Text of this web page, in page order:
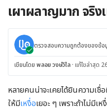
เผาผลาญมาก จริง
ตรวจสอบความถูกต้องของข้อ
เขียนโดย พลอย วงษ์วิไล · แก้ไขล่าสุด
หลายคนน่าจะเคยได้ยินความเชื่อ
ให้มีเหงื่อเยอะ ๆ เพราะถ้าไม่มี